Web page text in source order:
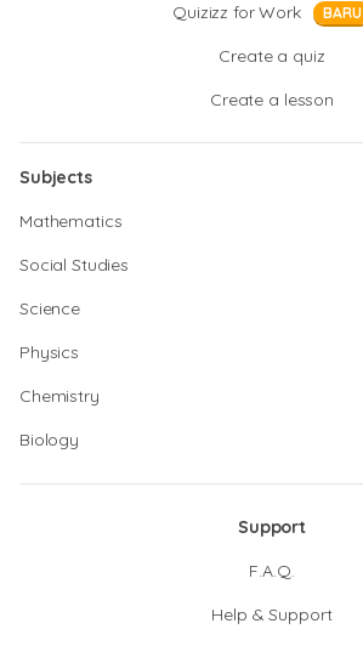
Quizizz for Work BARU
Create a quiz
Create a lesson
Subjects
Mathematics
Social Studies
Science
Physics
Chemistry
Biology
Support
F.A.Q.
Help & Support